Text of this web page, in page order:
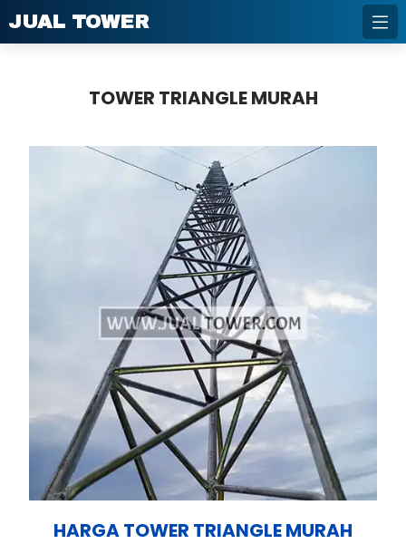
JUAL TOWER
TOWER TRIANGLE MURAH
HARGA TOWER TRIANGLE MURAH